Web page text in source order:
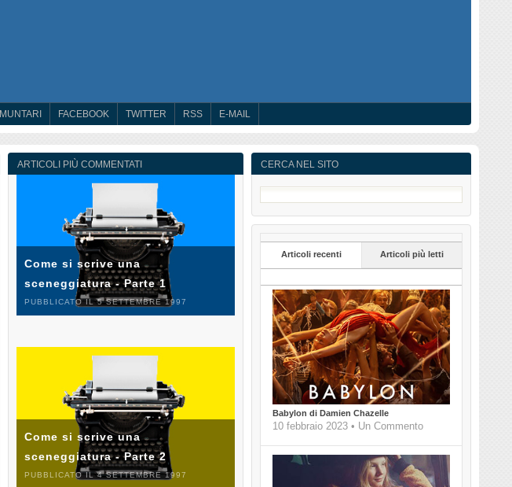
MUNTARI FACEBOOK TWITTER RSS E-MAIL
CERCA NEL SITO
Articoli recenti Articoli più letti
Babylon di Damien Chazelle
10 febbraio 2023 • Un Commento
ARTICOLI PIÙ COMMENTATI
Come si scrive una
sceneggiatura - Parte 1
PUBBLICATO IL 5 SETTEMBRE 1997
Come si scrive una
sceneggiatura - Parte 2
PUBBLICATO IL 4 SETTEMBRE 1997